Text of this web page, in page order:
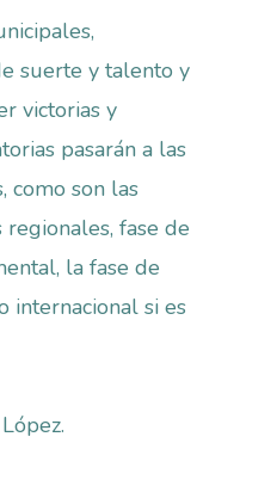
suerte y talento y
victorias y
pasarán a las
como son las
fase de
la fase de
internacional si es